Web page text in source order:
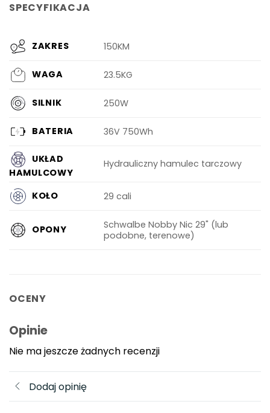
SPECYFIKACJA
ZAKRES 150KM
WAGA 23.5KG
SILNIK 250W
BATERIA 36V 750Wh
UKŁAD
HAMULCOWY
Hydrauliczny hamulec tarczowy
KOŁO 29 cali
OPONY
Schwalbe Nobby Nic 29" (lub
podobne, terenowe)
OCENY
Opinie
Nie ma jeszcze żadnych recenzji
Dodaj opinię